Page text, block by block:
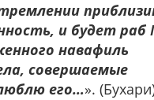
и будет раб
навафиль
совершаемые
его…».